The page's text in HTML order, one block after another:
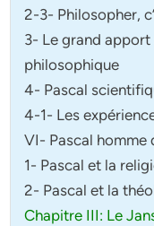
2-3- Philosopher,
3- Le grand apport
philosophique
4- Pascal
4-1- Les
VI- Pascal homme
1- Pascal et la
2- Pascal et la
Chapitre III: Le